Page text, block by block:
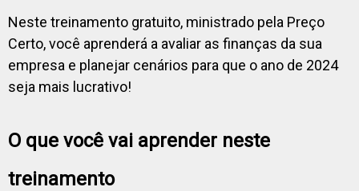
Neste treinamento gratuito, ministrado pela Preço
Certo, você aprenderá a avaliar as finanças da sua
empresa e planejar cenários para que o ano de 2024
seja mais lucrativo!
O que você vai aprender neste
treinamento